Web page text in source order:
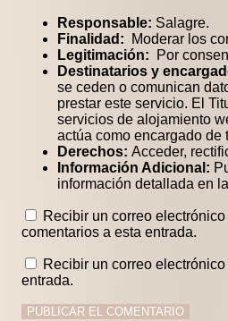
Responsable: Salagre.
Finalidad: Moderar los
Legitimación: Por
Destinatarios y
se ceden o comunican
prestar este servicio. El
servicios de alojamiento
actúa como encargado de
Derechos: Acceder,
Información Adicional:
información detallada en la
Recibir un correo
comentarios a esta entrada.
Recibir un correo
entrada.